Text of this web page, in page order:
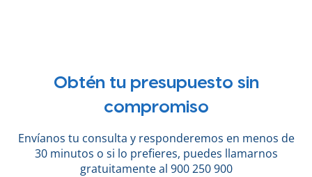
Obtén tu presupuesto sin
compromiso
Envíanos tu consulta y responderemos en menos de
30 minutos o si lo prefieres, puedes llamarnos
gratuitamente al 900 250 900